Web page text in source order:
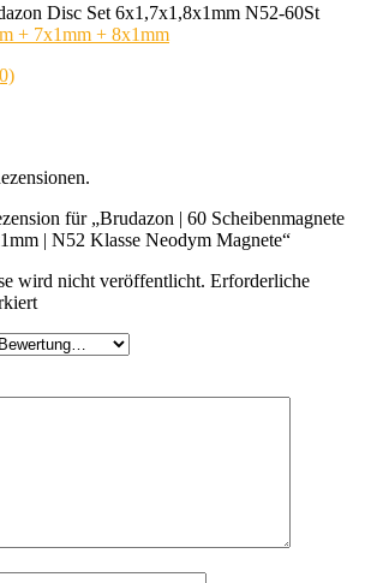
Disc Set 6x1,7x1,8x1mm N52-60St
+ 7x1mm + 8x1mm
für „Brudazon | 60 Scheibenmagnete
| N52 Klasse Neodym Magnete“
wird nicht veröffentlicht. Erforderliche